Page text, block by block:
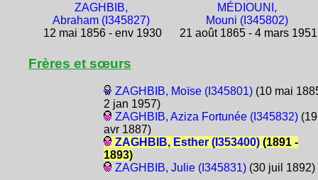
ZAGHBIB,
Abraham (I345827)
12 mai 1856 - env 1930
MÉDIOUNI,
Mouni (I345802)
21 août 1865 - 4 mars 1951
Frères et sœurs
ZAGHBIB, Moïse (I345801)(10 mai
2 jan 1957)
ZAGHBIB, Aziza Fortunée (I345832)(19
avr 1887)
ZAGHBIB, Esther (I353400)(1891 -
1893)
ZAGHBIB, Julie (I345831)(30 juil 1892)